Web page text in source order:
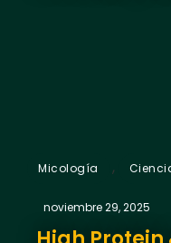
Micología ,
noviembre 29, 2025